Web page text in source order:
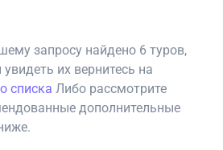
запросу найдено 6 туров,
их вернитесь на
списка Либо рассмотрите
дополнительные